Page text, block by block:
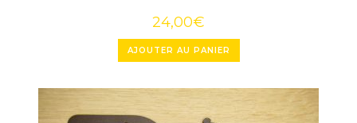
24,00€
AJOUTER AU PANIER